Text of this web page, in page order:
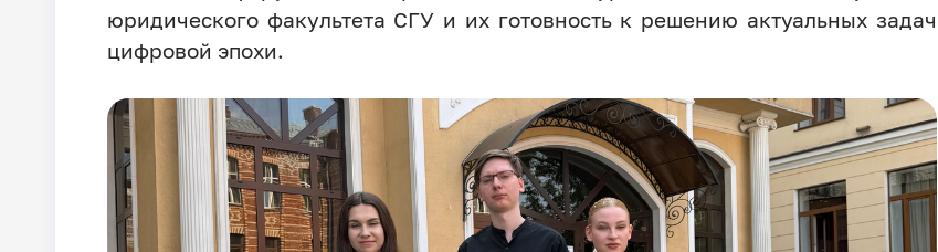
юридического факультета СГУ и их готовность к решению актуальных задач
цифровой эпохи.